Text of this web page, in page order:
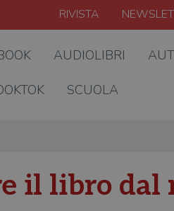
RIVISTA
AUDIOLIBRI
SCUOLA
il libro dal